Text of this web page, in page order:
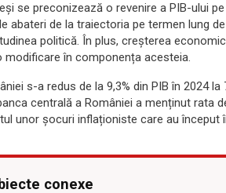
se preconizează o revenire a PIB-ului
abateri de la traiectoria pe termen lung
politică. În plus, creșterea
modificare în componența acesteia.
s-a redus de la 9,3% din PIB în 2024
centrală a României a menținut rata
unor șocuri inflaționiste care au început
conexe